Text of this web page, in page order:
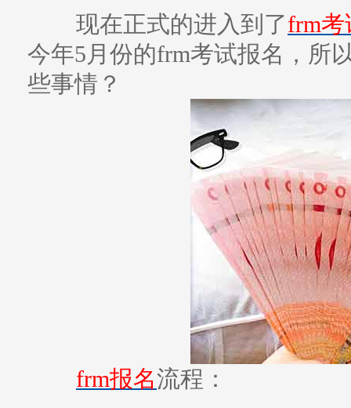
现在正式的进入到了frm
今年5月份的frm考试报名，所
些事情？
frm报名流程：